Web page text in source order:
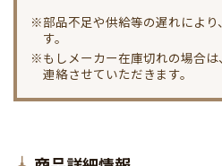
※部品不足や供給等の遅れにより
す。
※もしメーカー在庫切れの場合
連絡させていただきます。